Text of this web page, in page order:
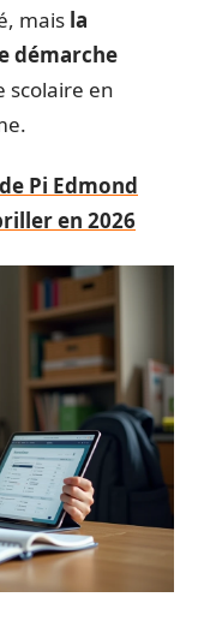
mais la
démarche
scolaire en
Pi Edmond
en 2026